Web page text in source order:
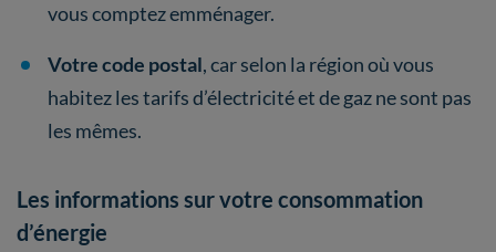
vous comptez emménager.
Votre code postal, car selon la région où vous
habitez les tarifs d’électricité et de gaz ne sont pas
les mêmes.
Les informations sur votre consommation
d’énergie